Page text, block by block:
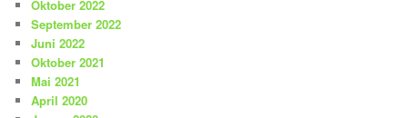
Oktober 2022
September 2022
Juni 2022
Oktober 2021
Mai 2021
April 2020